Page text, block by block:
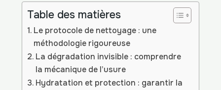
Table des matières
Le protocole de nettoyage : une
méthodologie rigoureuse
La dégradation invisible : comprendre
la mécanique de l’usure
Hydratation et protection : garantir la